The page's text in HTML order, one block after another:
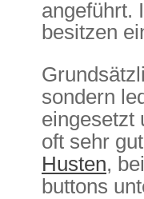
angeführt.
besitzen
sondern
eingesetzt
oft sehr
Husten,
buttons